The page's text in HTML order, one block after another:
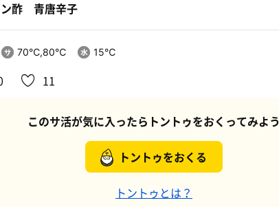
酢 青唐辛子
70℃,80℃ 15℃
11
このサ活が気に入ったらトントゥをおくってみよう
トントゥをおくる
トントゥとは？